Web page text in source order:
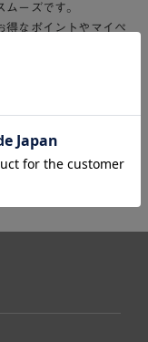
ーズです。
得なポイントやマイペ